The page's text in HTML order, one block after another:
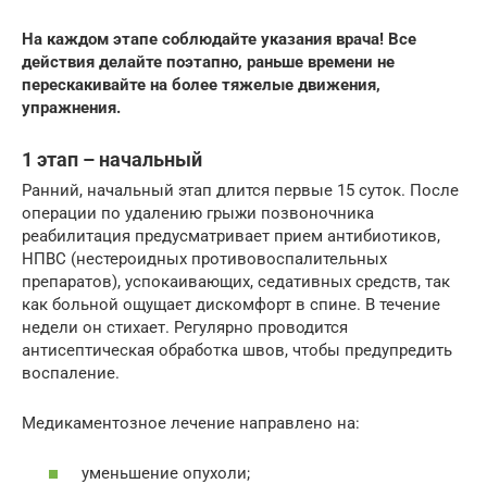
На каждом этапе соблюдайте указания врача! Все
действия делайте поэтапно, раньше времени не
перескакивайте на более тяжелые движения,
упражнения.
1 этап – начальный
Ранний, начальный этап длится первые 15 суток. После
операции по удалению грыжи позвоночника
реабилитация предусматривает прием антибиотиков,
НПВС (нестероидных противовоспалительных
препаратов), успокаивающих, седативных средств, так
как больной ощущает дискомфорт в спине. В течение
недели он стихает. Регулярно проводится
антисептическая обработка швов, чтобы предупредить
воспаление.
Медикаментозное лечение направлено на:
уменьшение опухоли;